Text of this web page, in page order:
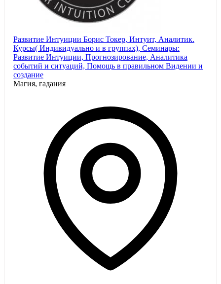
Развитие Интуиции Борис Токер, Интуит, Аналитик.
Курсы( Индивидуально и в группах), Семинары:
Развитие Интуиции, Прогнозирование, Аналитика
событий и ситуаций, Помощь в правильном Видении и
создание
Магия, гадания